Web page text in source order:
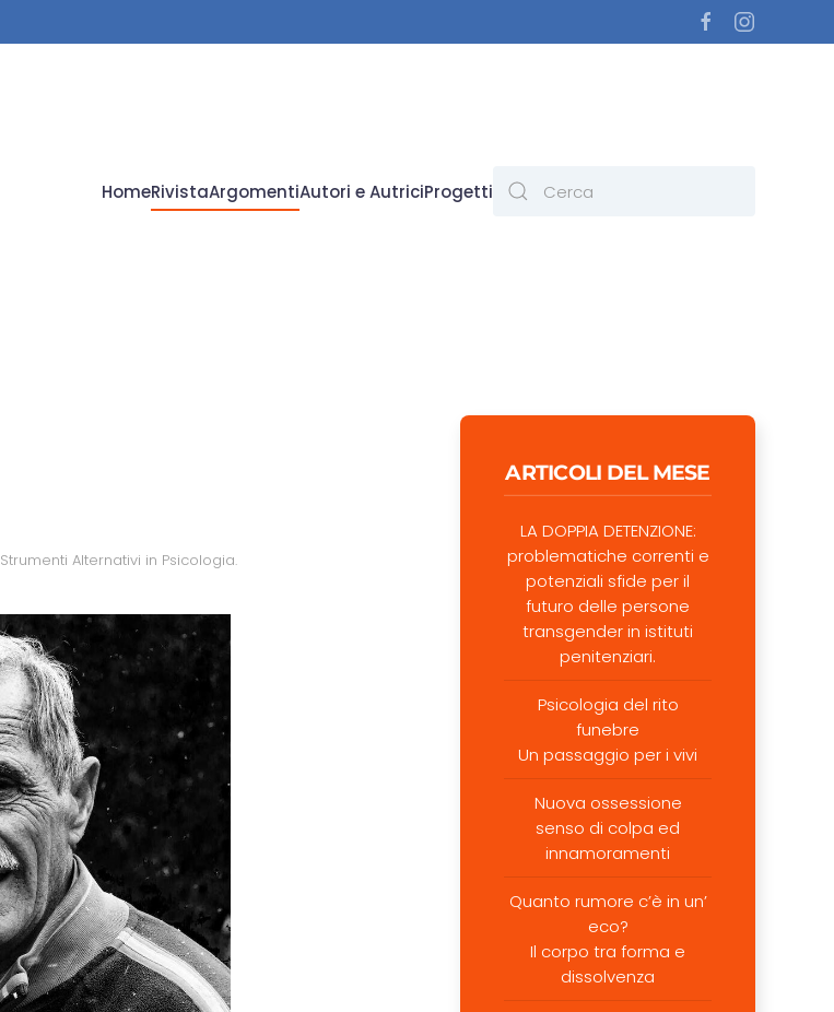
HomeRivistaArgomentiAutori e AutriciProgetti
Strumenti Alternativi in Psicologia.
ARTICOLI DEL MESE
LA DOPPIA DETENZIONE:
problematiche correnti e
potenziali sfide per il
futuro delle persone
transgender in istituti
penitenziari.
Psicologia del rito
funebre
Un passaggio per i vivi
Nuova ossessione
senso di colpa ed
innamoramenti
Quanto rumore c’è in un’
eco?
Il corpo tra forma e
dissolvenza